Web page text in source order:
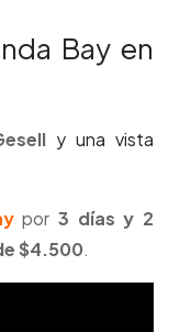
Bay en
y una vista
por 3 días y 2
$4.500.